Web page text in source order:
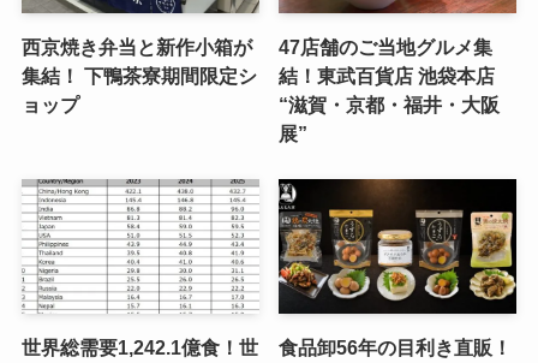
西京焼き弁当と新作小箱が
集結！ 下鴨茶寮期間限定シ
ョップ
47店舗のご当地グルメ集
結！東武百貨店 池袋本店
“滋賀・京都・福井・大阪
展”
世界総需要1,242.1億食！世
食品卸56年の目利き直販！